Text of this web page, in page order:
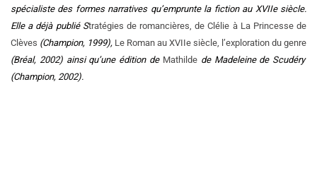
spécialiste des formes narratives qu’emprunte la fiction au XVIIe siècle.
Elle a déjà publié Stratégies de romancières, de Clélie à La Princesse de
Clèves (Champion, 1999), Le Roman au XVIIe siècle, l’exploration du genre
(Bréal, 2002) ainsi qu’une édition de Mathilde de Madeleine de Scudéry
(Champion, 2002).